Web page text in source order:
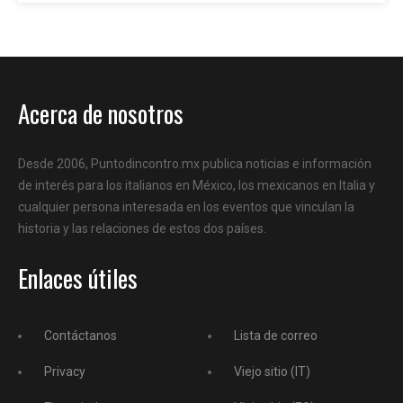
Acerca de nosotros
Desde 2006, Puntodincontro.mx publica noticias e información
de interés para los italianos en México, los mexicanos en Italia y
cualquier persona interesada en los eventos que vinculan la
historia y las relaciones de estos dos países.
Enlaces útiles
Contáctanos
Privacy
Lista de correo
Viejo sitio (IT)